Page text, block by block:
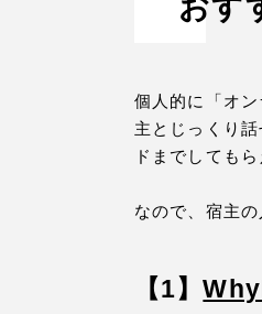
個人的に「オ
主とじっくり
ドまでしても
なので、宿主
【 1 】